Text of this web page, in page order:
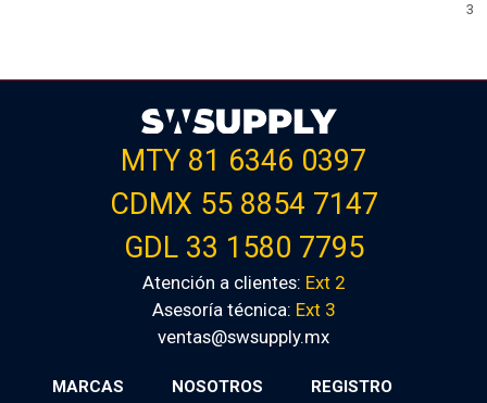
3
MTY 81 6346 0397
CDMX 55 8854 7147
GDL 33 1580 7795
Atención a clientes: Ext 2
Asesoría técnica: Ext 3
ventas@swsupply.mx
MARCAS NOSOTROS
REGISTRO